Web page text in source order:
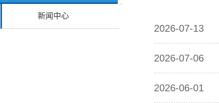
新闻中心
2026-07-13
2026-07-06
2026-06-01